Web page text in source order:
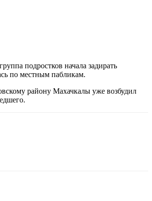
подростков начала задирать
по местным пабликам.
району Махачкалы уже возбудил